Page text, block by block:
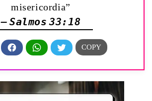
misericordia”
— Salmos 33:18